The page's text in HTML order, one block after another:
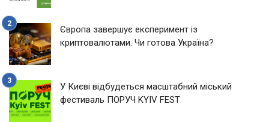
Європа завершує експеримент із
криптовалютами. Чи готова Україна?
У Києві відбудеться масштабний міський
фестиваль ПОРУЧ KYIV FEST